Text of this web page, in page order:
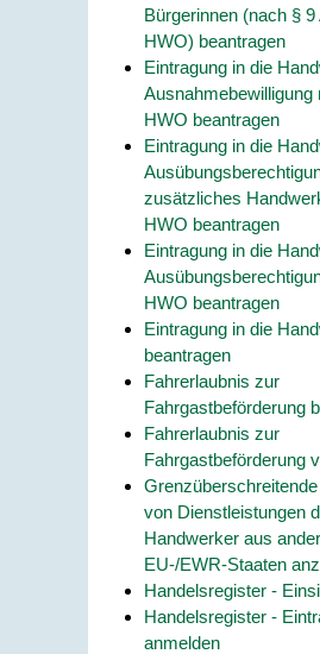
Bürgerinnen (nach § 9
HWO) beantragen
Eintragung in die
Ausnahmebewilligung
HWO beantragen
Eintragung in die
zusätzliches
HWO beantragen
Eintragung in die
HWO beantragen
Eintragung in die
beantragen
Fahrerlaubnis zur
Fahrgastbeförderung
Fahrerlaubnis zur
Fahrgastbeförderung
von Dienstleistungen
Handwerker aus
EU-/EWR-Staaten
Handelsregister -
Handelsregister -
anmelden